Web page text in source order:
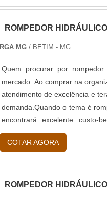
ROMPEDOR
RGA MG / BETIM - MG
Quem procurar por
mercado. Ao comprar na
atendimento de excelência e
demanda.Quando o tema é
encontrará excelente custo-
mineração e siderurgia.MA...
COTAR AGORA
ROMPEDOR